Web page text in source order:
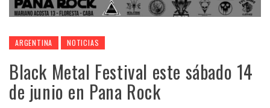
ARGENTINA NOTICIAS
Black Metal Festival este sábado 14
de junio en Pana Rock